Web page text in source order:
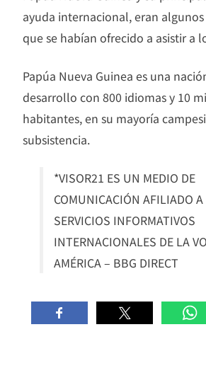
ayuda internacional, eran
que se habían ofrecido a asistir a
Papúa Nueva Guinea es una
desarrollo con 800 idiomas y 10
habitantes, en su mayoría
subsistencia.
*VISOR21 ES UN MEDIO DE
COMUNICACIÓN AFILIADO A
SERVICIOS INFORMATIVOS
INTERNACIONALES DE LA
AMÉRICA – BBG DIRECT